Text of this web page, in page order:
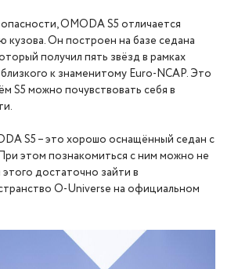
OMODA S5 отличается
кузова. Он построен на базе седана
получил пять звёзд в рамках
к знаменитому Euro-NCAP. Это
S5 можно почувствовать себя в
S5 – это хорошо оснащённый седан с
этом познакомиться с ним можно не
достаточно зайти в
O-Universe на официальном